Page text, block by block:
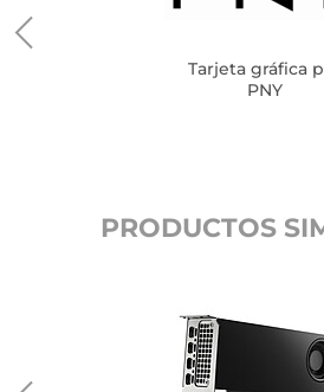
Tarjeta gráfica
PNY
PRODUCTOS